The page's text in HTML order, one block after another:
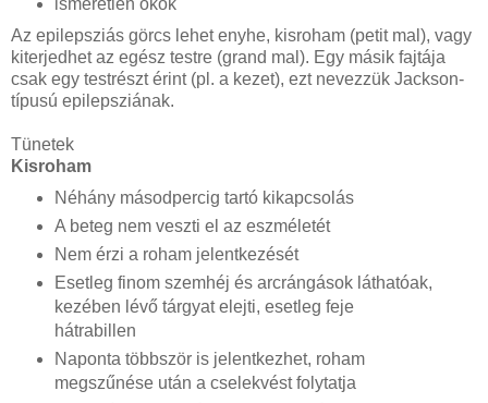
ismeretlen okok
Az epilepsziás görcs lehet enyhe, kisroham (petit mal), vagy
kiterjedhet az egész testre (grand mal). Egy másik fajtája
csak egy testrészt érint (pl. a kezet), ezt nevezzük Jackson-
típusú epilepsziának.
Tünetek
Kisroham
Néhány másodpercig tartó kikapcsolás
A beteg nem veszti el az eszméletét
Nem érzi a roham jelentkezését
Esetleg finom szemhéj és arcrángások láthatóak,
kezében lévő tárgyat elejti, esetleg feje
hátrabillen
Naponta többször is jelentkezhet, roham
megszűnése után a cselekvést folytatja